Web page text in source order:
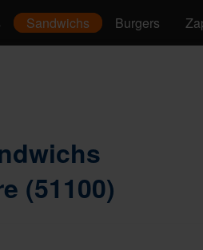
Sandwichs Burgers
(51100)